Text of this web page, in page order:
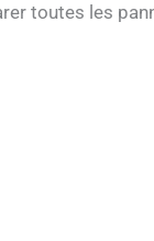
toutes les